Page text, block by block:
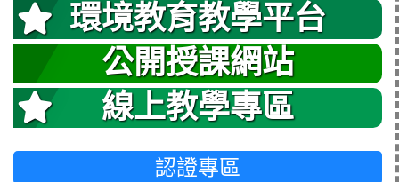
環境教育教學平台
公開授課網站
線上教學專區
認證專區